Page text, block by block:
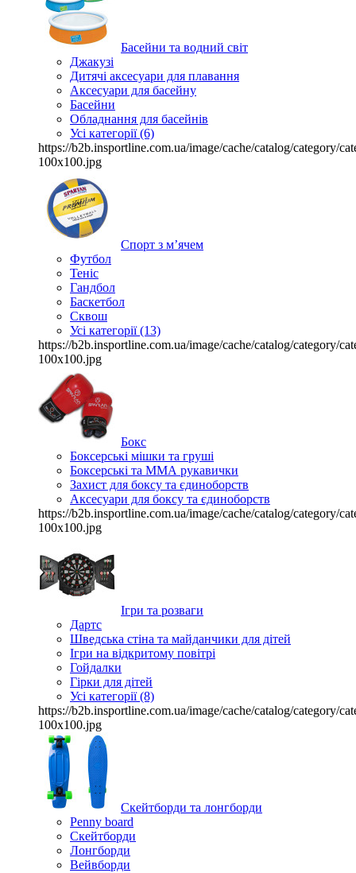
Басейни та водний світ
Джакузі
Дитячі аксесуари для плавання
Аксесуари для басейну
Басейни
Обладнання для басейнів
Усі категорії (6)
https://b2b.insportline.com.ua/image/cache/catalog/category/
100x100.jpg
Спорт з м’ячем
Футбол
Теніс
Гандбол
Баскетбол
Сквош
Усі категорії (13)
https://b2b.insportline.com.ua/image/cache/catalog/category/
100x100.jpg
Бокс
Боксерські мішки та груші
Боксерські та ММА рукавички
Захист для боксу та єдиноборств
Аксесуари для боксу та єдиноборств
https://b2b.insportline.com.ua/image/cache/catalog/category/
100x100.jpg
Ігри та розваги
Дартс
Шведська стіна та майданчики для дітей
Ігри на відкритому повітрі
Гойдалки
Гірки для дітей
Усі категорії (8)
https://b2b.insportline.com.ua/image/cache/catalog/category/
100x100.jpg
Скейтборди та лонгборди
Penny board
Скейтборди
Лонгборди
Вейвборди